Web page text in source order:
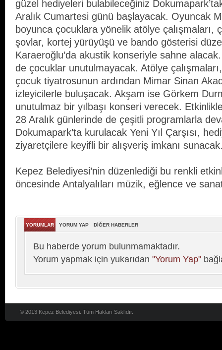
güzel hediyeleri bulabileceğiniz
Aralık Cumartesi günü başlayacak. Oyuncak
boyunca çocuklara yönelik atölye çalışmaları,
şovlar, kortej yürüyüşü ve bando gösterisi
Karaeroğlu’da akustik konseriyle sahne
de çocuklar unutulmayacak. Atölye
çocuk tiyatrosunun ardından Mimar Sinan
izleyicilerle buluşacak. Akşam ise Görkem
unutulmaz bir yılbaşı konseri verecek.
28 Aralık günlerinde de çeşitli programlarla
Dokumapark’ta kurulacak Yeni Yıl Çarşısı,
ziyaretçilere keyifli bir alışveriş imkanı
Kepez Belediyesi’nin düzenlediği bu renkli
öncesinde Antalyalıları müzik, eğlence ve
YORUMLAR YORUM YAP DİĞER HABERLER
Bu haberde yorum bulunmamaktadır.
Yorum yapmak için yukarıdan "Yorum Yap"
© 2013 Kepez Belediyesi. Tüm Hakları Saklıdır.